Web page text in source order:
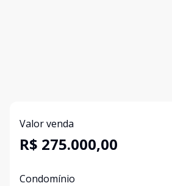
Valor venda
R$ 275.000,00
Condomínio